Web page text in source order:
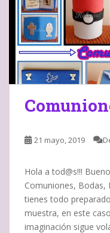
21 mayo, 2019
Hola a tod@s!!!
Comuniones, Bodas,
tienes todo
muestra, en este
imaginación sigue